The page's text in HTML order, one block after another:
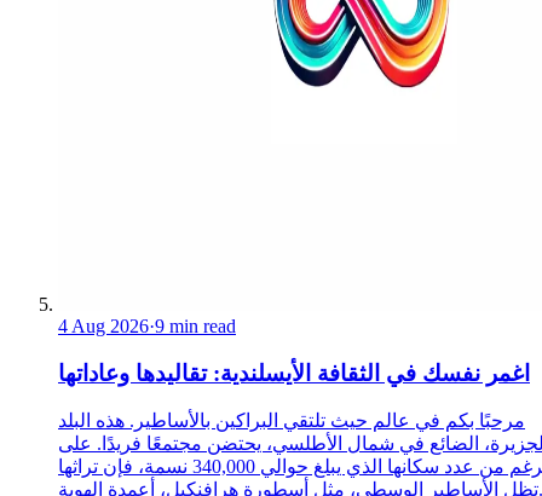
4 Aug 2026·9 min read
اغمر نفسك في الثقافة الأيسلندية: تقاليدها وعاداتها
مرحبًا بكم في عالم حيث تلتقي البراكين بالأساطير. هذه البلد
الضائع في شمال الأطلسي، يحتضن مجتمعًا فريدًا. على
الرغم من عدد سكانها الذي يبلغ حوالي 340,000 نسمة، فإن تراثها
الأساطير الوسطى، مثل أسطورة هرافنكيل، أعمدة الهوية